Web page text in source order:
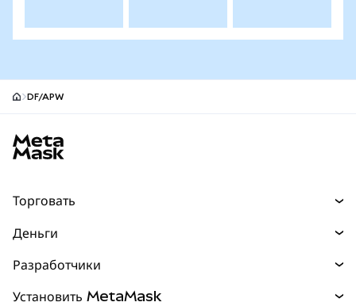
DF/APW
Торговать
Прогнозы
Перпы НОВИНКА
Деньги
Разработчики
Установить MetaMask